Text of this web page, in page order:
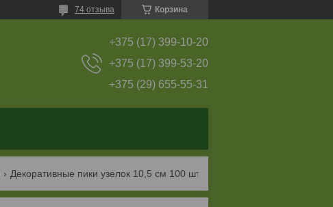
Корзина
74 отзыва
+375 (17) 399-10-20
+375 (17) 399-53-20
+375 (29) 655-55-31
Декоративные пики узелок 10,5 см 100 шт